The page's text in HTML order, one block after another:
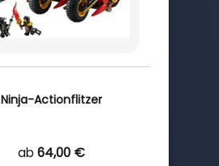
Ninja-Actionflitzer
ab 64,00 €